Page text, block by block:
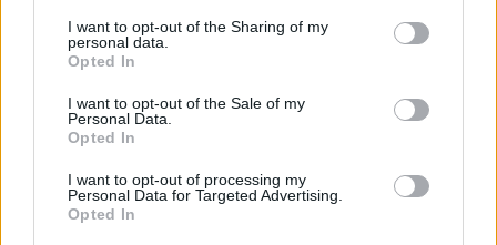
I want to opt-out of the Sharing of my
personal data.
Opted In
I want to opt-out of the Sale of my
Personal Data.
Opted In
I want to opt-out of processing my
Personal Data for Targeted Advertising.
Opted In